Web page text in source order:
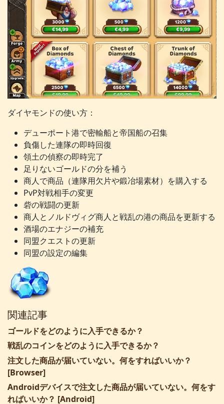
ダイヤモンドの使い方：
デューポート港で密輸船と帝国船の召集
負傷した連隊の即時回復
領土の偵察の即時完了
足りないゴールドの分を補う
商人で商品（連隊用欠片や鍛冶場素材）を購入する
PvP対戦相手の変更
砦の戦闘の更新
商人とノルドヴィグ商人と戦乱の港の商品を更新する
酒場のエナジーの補充
同盟クエストの更新
同盟の設定の編集
関連記事
ゴールドをどのように入手できるか？
戦乱のコインをどのように入手できるか？
注文した商品が届いていない。何をすればいいか？
[Browser]
Androidデバイスで注文した商品が届いていない。何をす
ればいいか？ [Android]